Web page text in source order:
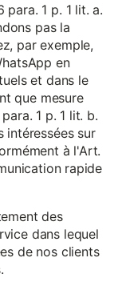
1 p. 1 lit. a.
pas la
par exemple,
en
et dans le
que mesure
1 p. 1 lit. b.
intéressées sur
à l'Art.
rapide
des
dans lequel
de nos clients